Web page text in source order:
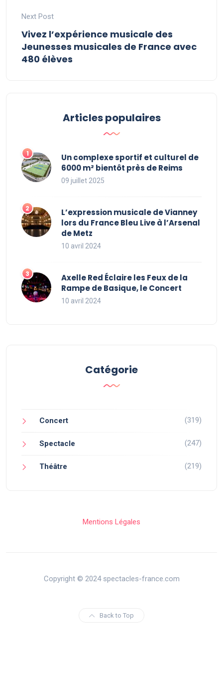
Next Post
Vivez l’expérience musicale des
Jeunesses musicales de France avec
480 élèves
Articles populaires
Un complexe sportif et culturel de
6000 m² bientôt près de Reims
09 juillet 2025
L’expression musicale de Vianney
lors du France Bleu Live à l’Arsenal
de Metz
10 avril 2024
Axelle Red Éclaire les Feux de la
Rampe de Basique, le Concert
10 avril 2024
Catégorie
Concert (319)
Spectacle (247)
Théâtre (219)
Mentions Légales
Copyright © 2024 spectacles-france.com
Back to Top